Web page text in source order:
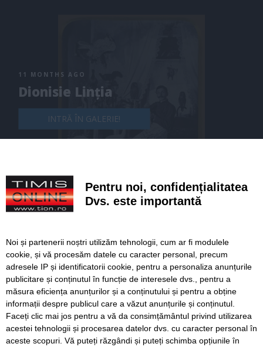
11 MONTHS AGO
Dionisie Linția
INTRĂ ÎN GALERIE!
Pentru noi, confidențialitatea
Dvs. este importantă
Noi și partenerii noștri utilizăm tehnologii, cum ar fi modulele
cookie, și vă procesăm datele cu caracter personal, precum
adresele IP și identificatorii cookie, pentru a personaliza anunțurile
publicitare și conținutul în funcție de interesele dvs., pentru a
măsura eficiența anunțurilor și a conținutului și pentru a obține
informații despre publicul care a văzut anunțurile și conținutul.
Faceți clic mai jos pentru a vă da consimțământul privind utilizarea
acestei tehnologii și procesarea datelor dvs. cu caracter personal în
aceste scopuri. Vă puteți răzgândi și puteți schimba opțiunile în